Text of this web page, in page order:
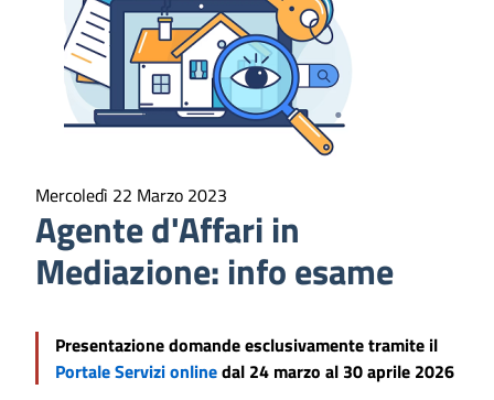
Mercoledì 22 Marzo 2023
Agente d'Affari in
Mediazione: info esame
Presentazione domande esclusivamente tramite il
Portale Servizi onlinedal 24 marzo al 30 aprile 2026